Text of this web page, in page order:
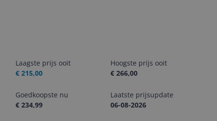
Laagste prijs ooit
€ 215,00
Hoogste prijs ooit
€ 266,00
Goedkoopste nu
€ 234,99
Laatste prijsupdate
06-08-2026